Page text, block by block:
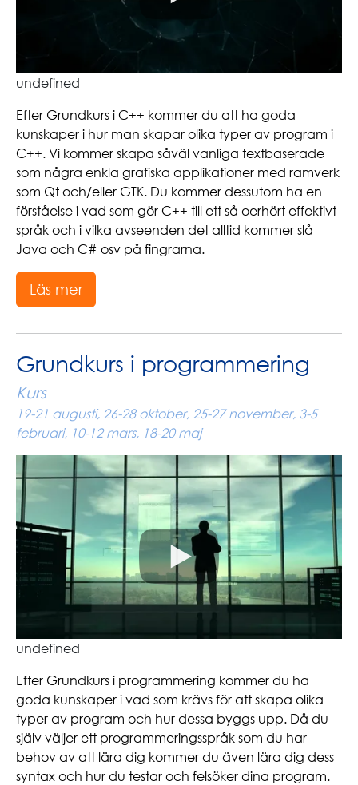
undefined
Efter Grundkurs i C++ kommer du att ha goda
kunskaper i hur man skapar olika typer av program i
C++. Vi kommer skapa såväl vanliga textbaserade
som några enkla grafiska applikationer med ramverk
som Qt och/eller GTK. Du kommer dessutom ha en
förståelse i vad som gör C++ till ett så oerhört effektivt
språk och i vilka avseenden det alltid kommer slå
Java och C# osv på fingrarna.
Läs mer
Grundkurs i programmering
Kurs
19-21 augusti, 26-28 oktober, 25-27 november, 3-5
februari, 10-12 mars, 18-20 maj
undefined
Efter Grundkurs i programmering kommer du ha
goda kunskaper i vad som krävs för att skapa olika
typer av program och hur dessa byggs upp. Då du
själv väljer ett programmeringsspråk som du har
behov av att lära dig kommer du även lära dig dess
syntax och hur du testar och felsöker dina program.